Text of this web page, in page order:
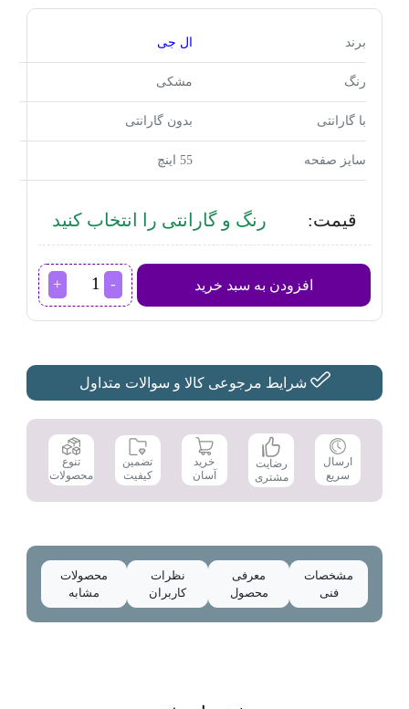
برند ال جی
رنگ مشکی
با گارانتی بدون گارانتی
سایز صفحه
قیمت: رنگ و گارانتی را انتخاب کنید
افزودن به سبد خرید
تلویزیون
هوشمند
OLED55C8GI
سایز
55
اینچ
عدد
شرایط مرجوعی کالا و سوالات متداول
ارسال
سریع
رضایت
مشتری
خرید
آسان
تضمین
کیفیت
تنوع
محصولات
مشخصات
فنی
معرفی
محصول
نظرات
کاربران
محصولات
مشابه